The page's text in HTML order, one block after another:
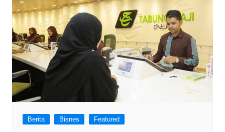
Berita Bisnes Featured